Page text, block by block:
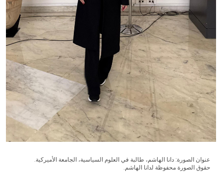
عنوان الصورة: دانا الهاشم، طالبة في العلوم السياسية، الجامعة الأميركية.
حقوق الصورة محفوظة لدانا الهاشم.